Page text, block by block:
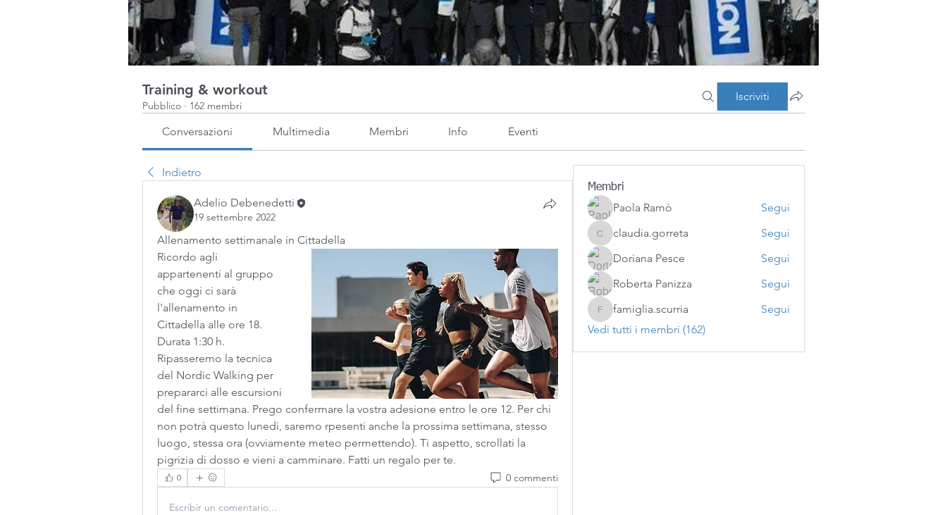
Training & workout
Pubblico · 162 membri
Iscriviti
Conversazioni Multimedia Membri Info Eventi
Indietro
Adelio Debenedetti
19 settembre 2022
Allenamento settimanale in Cittadella
Ricordo agli
appartenenti al gruppo
che oggi ci sarà
l'allenamento in
Cittadella alle ore 18.
Durata 1:30 h.
Ripasseremo la tecnica
del Nordic Walking per
prepararci alle escursioni
del fine settimana. Prego confermare la vostra adesione entro le ore 12. Per chi
non potrà questo lunedi, saremo rpesenti anche la prossima settimana, stesso
luogo, stessa ora (ovviamente meteo permettendo). Ti aspetto, scrollati la
pigrizia di dosso e vieni a camminare. Fatti un regalo per te.
0 0 commenti
Escribir un comentario...
Membri
Paola Ramò Segui
claudia.gorreta
claudia.gorreta
Segui
Doriana Pesce
Segui
Roberta Panizza
Segui
famiglia.scurria
famiglia.scurria
Segui
Vedi tutti i membri (162)